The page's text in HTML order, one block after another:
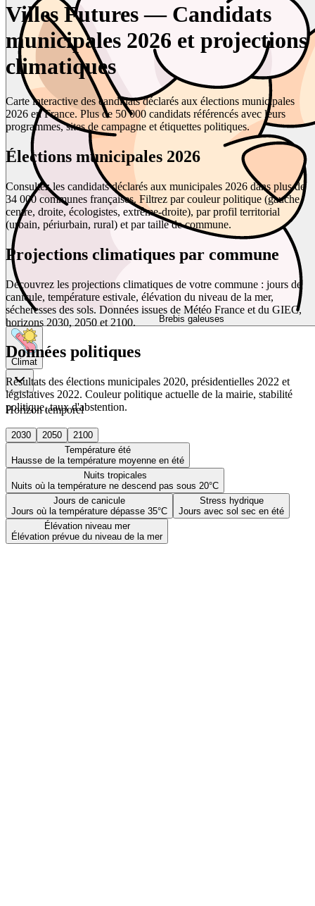
Brebis galeuses
Climat
Horizon temporel
2030 2050
2100
Température été
Hausse de la température moyenne en été
Nuits tropicales
Nuits où la température ne descend pas sous 20°C
Jours de canicule
Jours où la température dépasse 35°C
Stress hydrique
Jours avec sol sec en été
Élévation niveau mer
Élévation prévue du niveau de la mer
Villes Futures — Candidats
municipales 2026 et projections
climatiques
Carte interactive des candidats déclarés aux élections municipales
2026 en France. Plus de 50 000 candidats référencés avec leurs
programmes, sites de campagne et étiquettes politiques.
Élections municipales 2026
Consultez les candidats déclarés aux municipales 2026 dans plus de
34 000 communes françaises. Filtrez par couleur politique (gauche,
centre, droite, écologistes, extrême-droite), par profil territorial
(urbain, périurbain, rural) et par taille de commune.
Projections climatiques par commune
Découvrez les projections climatiques de votre commune : jours de
canicule, température estivale, élévation du niveau de la mer,
sécheresses des sols. Données issues de Météo France et du GIEC,
horizons 2030, 2050 et 2100.
Données politiques
Résultats des élections municipales 2020, présidentielles 2022 et
législatives 2022. Couleur politique actuelle de la mairie, stabilité
politique, taux d'abstention.